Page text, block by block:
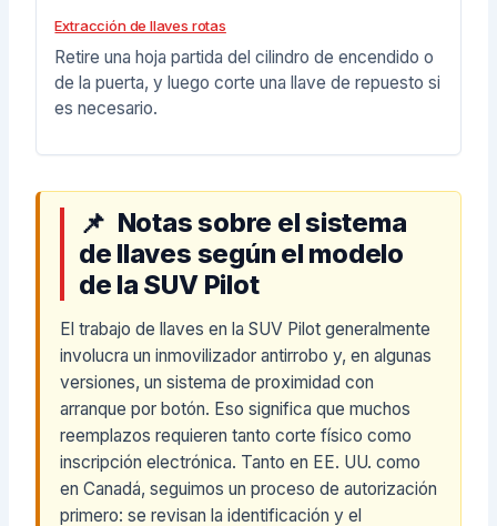
Extracción de llaves rotas
Retire una hoja partida del cilindro de encendido o
de la puerta, y luego corte una llave de repuesto si
es necesario.
Notas sobre el sistema
de llaves según el modelo
de la SUV Pilot
El trabajo de llaves en la SUV Pilot generalmente
involucra un inmovilizador antirrobo y, en algunas
versiones, un sistema de proximidad con
arranque por botón. Eso significa que muchos
reemplazos requieren tanto corte físico como
inscripción electrónica. Tanto en EE. UU. como
en Canadá, seguimos un proceso de autorización
primero: se revisan la identificación y el